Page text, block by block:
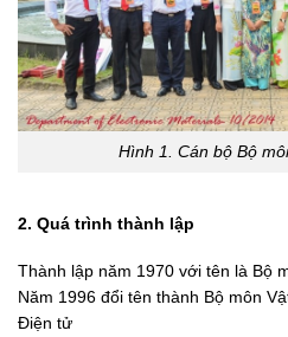
Hình 1. Cán bộ Bộ
2. Quá trình thành lập
Thành lập năm 1970 với tên là Bộ
Năm 1996 đổi tên thành Bộ môn
Điện tử